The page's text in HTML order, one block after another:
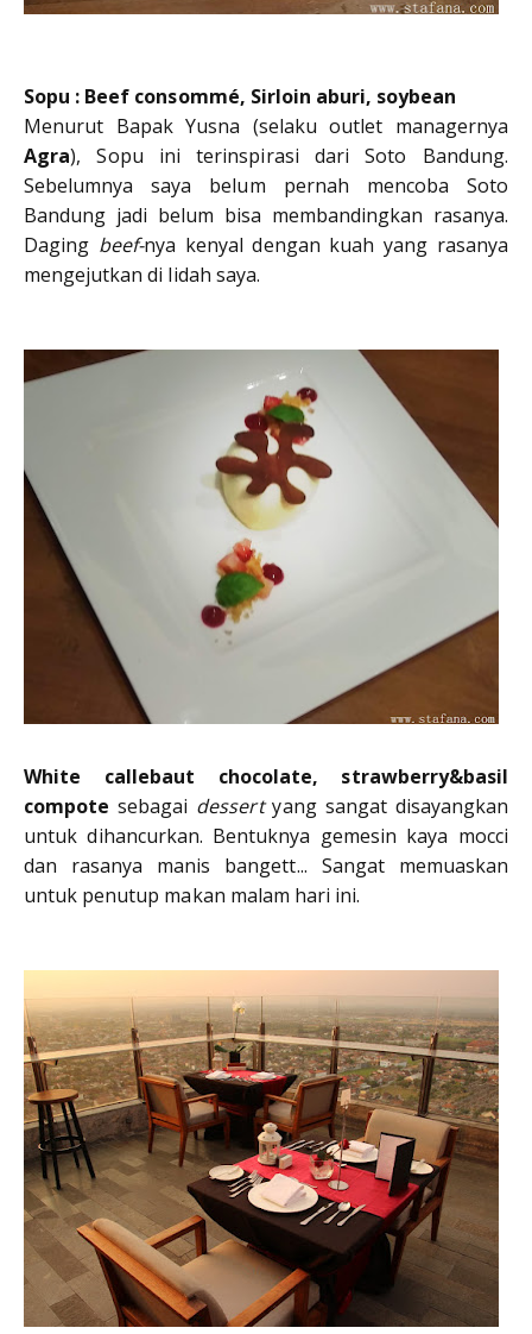
Sopu : Beef consommé, Sirloin aburi, soybean
Menurut Bapak Yusna (selaku outlet managernya
Agra), Sopu ini terinspirasi dari Soto Bandung.
Sebelumnya saya belum pernah mencoba Soto
Bandung jadi belum bisa membandingkan rasanya.
Daging beef-nya kenyal dengan kuah yang rasanya
mengejutkan di lidah saya.
White callebaut chocolate, strawberry&basil
compotesebagai dessertyang sangat disayangkan
untuk dihancurkan. Bentuknya gemesin kaya mocci
dan rasanya manis bangett... Sangat memuaskan
untuk penutup makan malam hari ini.